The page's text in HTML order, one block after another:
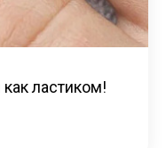
как ластиком!